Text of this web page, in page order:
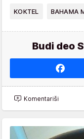
KOKTEL BAHAMA
Budi deo
Komentariši